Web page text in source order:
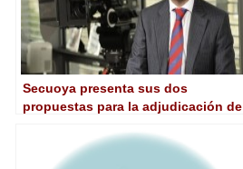
Secuoya presenta sus dos
propuestas para la adjudicación de